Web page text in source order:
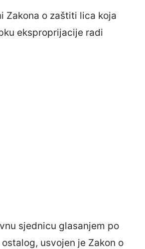
Zakona o zaštiti lica koja
eksproprijacije radi
sjednicu glasanjem po
usvojen je Zakon o